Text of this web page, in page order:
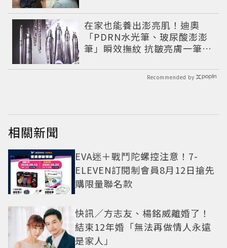
在家也能養出澎亮肌！迪奧
「PDRN水光筆、玻尿酸澎澎
筆」瞬效撫紋 抗皺亮膚一筆有
Recommended by
相關新聞
EVA迷＋戰鬥陀螺控注意！7-
ELEVEN訂閱制會員8月12日搶先
購限量聯名款
快訊／方志友、楊銘威離婚了！
結束12年婚「無法再做情人永遠
是家人」